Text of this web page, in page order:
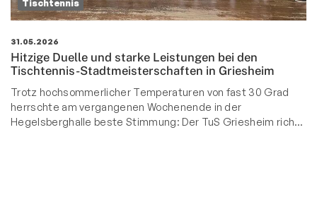
Tischtennis
31.05.2026
Hitzige Duelle und starke Leistungen bei den
Tischtennis-Stadtmeisterschaften in Griesheim
Trotz hochsommerlicher Temperaturen von fast 30 Grad
herrschte am vergangenen Wochenende in der
Hegelsberghalle beste Stimmung: Der TuS Griesheim rich…